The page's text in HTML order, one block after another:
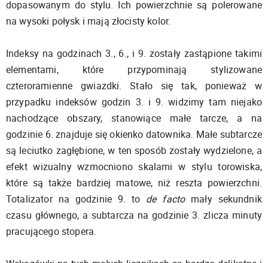
dopasowanym do stylu. Ich powierzchnie są polerowane
na wysoki połysk i mają złocisty kolor.
Indeksy na godzinach 3., 6., i 9. zostały zastąpione takimi
elementami, które przypominają stylizowane
czteroramienne gwiazdki. Stało się tak, ponieważ w
przypadku indeksów godzin 3. i 9. widzimy tam niejako
nachodzące obszary, stanowiące małe tarcze, a na
godzinie 6. znajduje się okienko datownika. Małe subtarcze
są leciutko zagłębione, w ten sposób zostały wydzielone, a
efekt wizualny wzmocniono skalami w stylu torowiska,
które są także bardziej matowe, niż reszta powierzchni.
Totalizator na godzinie 9. to de factomały sekundnik
czasu głównego, a subtarcza na godzinie 3. zlicza minuty
pracującego stopera.